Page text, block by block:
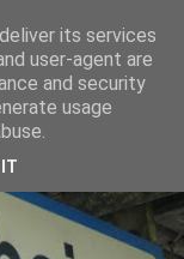
its services
user-agent are
and security
usage